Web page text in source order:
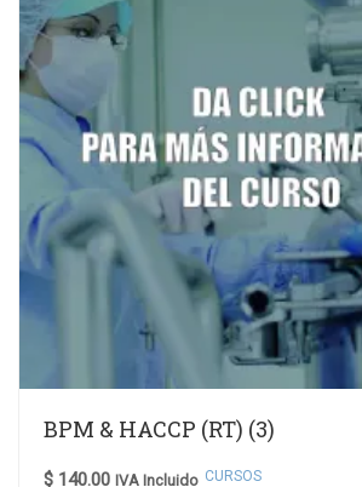
BPM & HACCP (RT) (3)
$ 140.00 IVA Incluido CURSOS